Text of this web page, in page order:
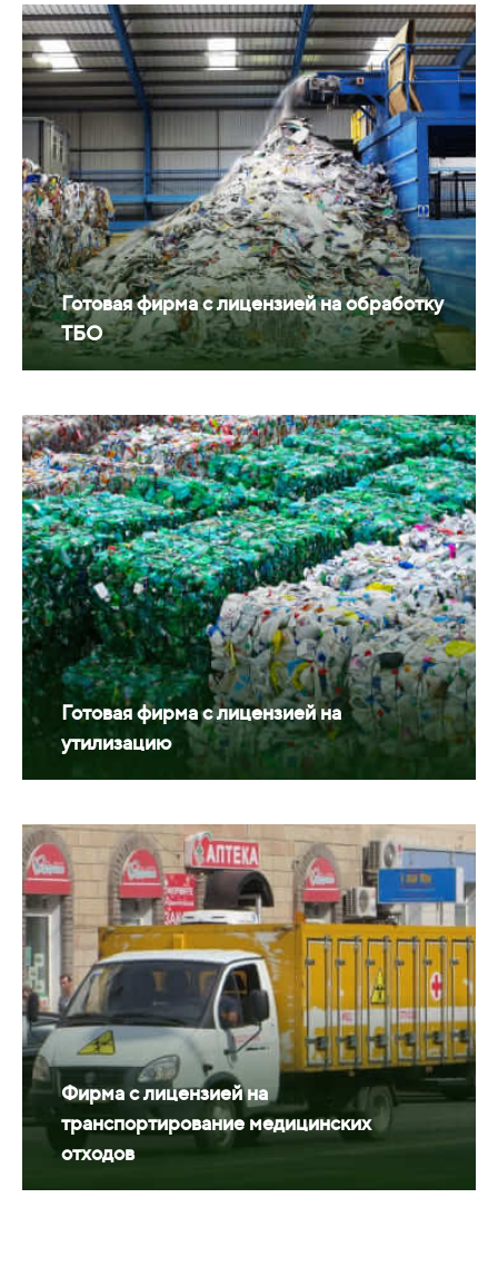
Готовая фирма с лицензией на обработку
ТБО
Готовая фирма с лицензией на
утилизацию
Фирма с лицензией на
транспортирование медицинских
отходов